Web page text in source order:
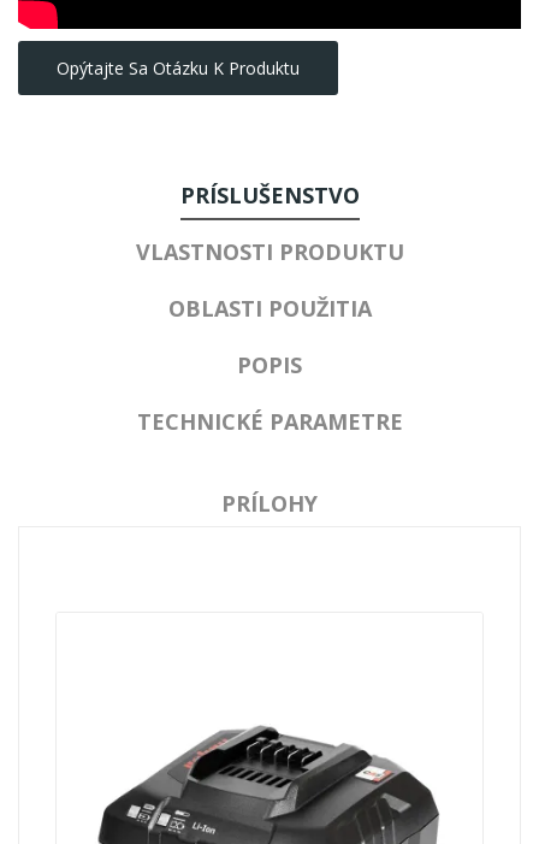
Opýtajte Sa Otázku K Produktu
PRÍSLUŠENSTVO
VLASTNOSTI PRODUKTU
OBLASTI POUŽITIA
POPIS
TECHNICKÉ PARAMETRE
PRÍLOHY